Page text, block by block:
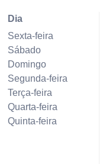
Dia
Sexta-feira
Sábado
Domingo
Segunda-feira
Terça-feira
Quarta-feira
Quinta-feira